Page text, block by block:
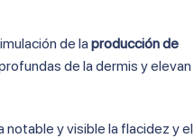
de la producción de
de la dermis y elevan
notable y visible la flacidez y el